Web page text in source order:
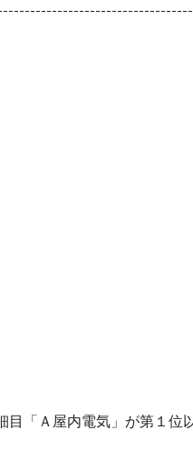
「Ａ屋内電気」が第１位